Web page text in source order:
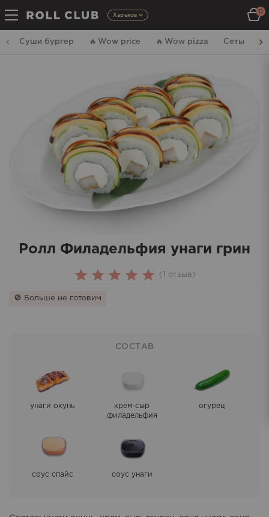
Харьков
0
Суши бургер 🔥 Wow price 🔥 Wow pizza Сеты
Ролл Филадельфия унаги грин
Rated
based on
1
customer
( отзыв)
🚫 Больше не готовим
СОСТАВ
унаги окунь
крем-сыр
филадельфия
огурец
соус спайс соус унаги